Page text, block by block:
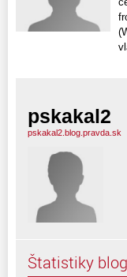
pskakal2
pskakal2.blog.pravda.sk
Štatistiky